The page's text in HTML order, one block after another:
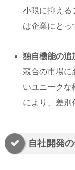
小限に抑える
は企業にとっ
独自機能の追
競合の市場に
いユニークな
により、差別
自社開発